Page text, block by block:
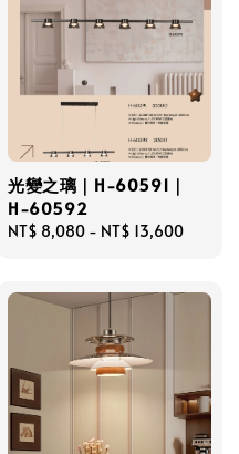
光變之璃｜H-60591｜
H-60592
Regular
NT$ 8,080 - NT$ 13,600